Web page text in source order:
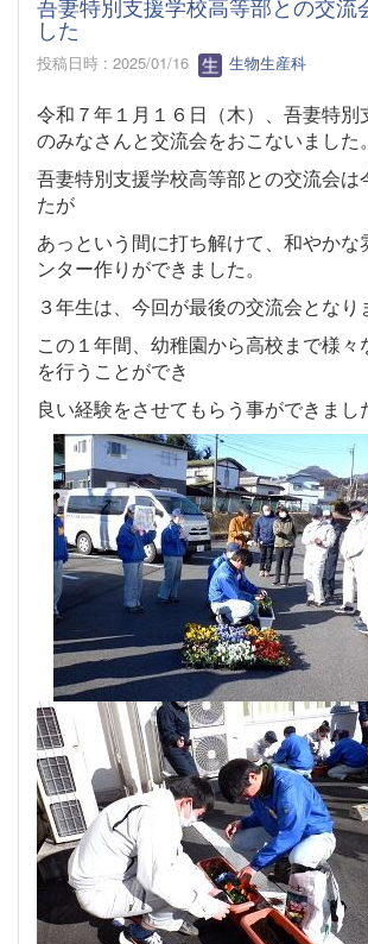
した
投稿日時 : 2025/01/16 生物生産科
令和７年１月１６日（木）、吾妻特別
のみなさんと交流会をおこないました。
吾妻特別支援学校高等部との交流会は
たが
あっという間に打ち解けて、和やかな
ンター作りができました。
３年生は、今回が最後の交流会となり
この１年間、幼稚園から高校まで様々
を行うことができ
良い経験をさせてもらう事ができまし